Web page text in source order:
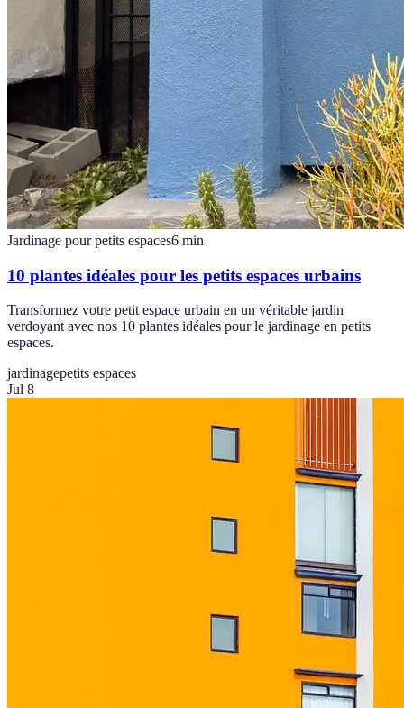
Jardinage pour petits espaces6 min
10 plantes idéales pour les petits espaces urbains
Transformez votre petit espace urbain en un véritable jardin
verdoyant avec nos 10 plantes idéales pour le jardinage en petits
espaces.
jardinagepetits espaces
Jul 8